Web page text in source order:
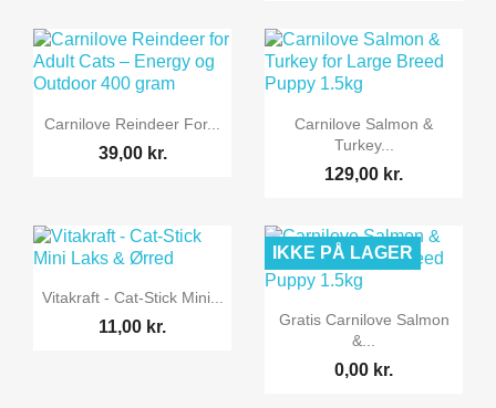
 Vis her
Carnilove Reindeer For...
39,00 kr.
 Vis her
Carnilove Salmon &
Turkey...
129,00 kr.
 Vis her
Vitakraft - Cat-Stick Mini...
11,00 kr.  Vis her
Gratis Carnilove Salmon
&...
0,00 kr.
IKKE PÅ LAGER